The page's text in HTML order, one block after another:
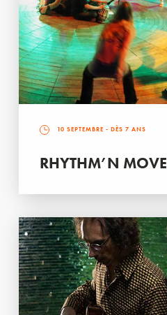
10 SEPTEMBRE - DÈS 7 ANS
RHYTHM’N MOVE